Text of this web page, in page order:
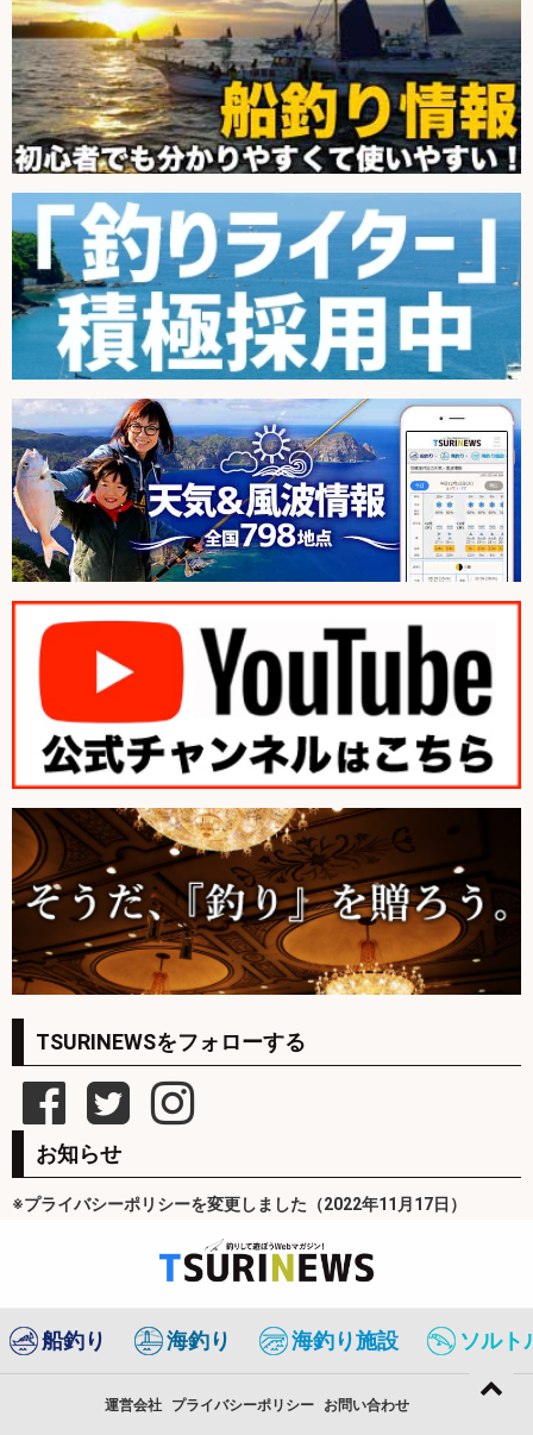
TSURINEWSをフォローする
お知らせ
※プライバシーポリシーを変更しました（2022年11月17日）
船釣り 海釣り 海釣り施設 ソルト
運営会社 プライバシーポリシー お問い合わせ